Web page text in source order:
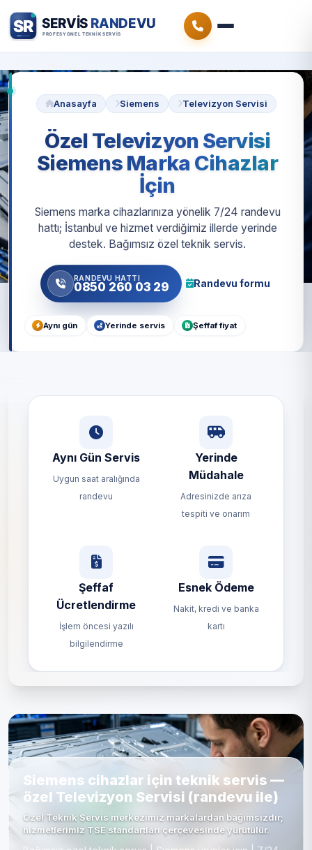
Anasayfa Siemens Televizyon Servisi
Özel Televizyon Servisi
Siemens Marka Cihazlar
İçin
Siemens marka cihazlarınıza yönelik 7/24 randevu
hattı; İstanbul ve hizmet verdiğimiz illerde yerinde
destek. Bağımsız özel teknik servis.
RANDEVU HATTI
0850 260 03 29 Randevu formu
Aynı gün Yerinde servis Şeffaf fiyat
Aynı Gün Servis
Uygun saat aralığında
randevu
Yerinde
Müdahale
Adresinizde arıza
tespiti ve onarım
Şeffaf
Ücretlendirme
İşlem öncesi yazılı
bilgilendirme
Esnek Ödeme
Nakit, kredi ve banka
kartı
Siemens cihazlar için teknik servis —
özel Televizyon Servisi (randevu ile)
Özel Teknik Servis merkezimiz markalardan bağımsızdır;
hizmetlerimiz TSE standartları çerçevesinde yürütülür.